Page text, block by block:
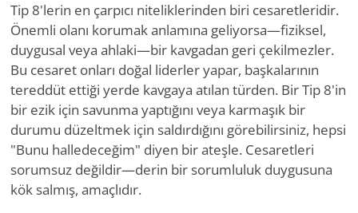
Tip 8'lerin en çarpıcı niteliklerinden biri cesaretleridir.
Önemli olanı korumak anlamına geliyorsa—fiziksel,
duygusal veya ahlaki—bir kavgadan geri çekilmezler.
Bu cesaret onları doğal liderler yapar, başkalarının
tereddüt ettiği yerde kavgaya atılan türden. Bir Tip 8'in
bir ezik için savunma yaptığını veya karmaşık bir
durumu düzeltmek için saldırdığını görebilirsiniz, hepsi
"Bunu halledeceğim" diyen bir ateşle. Cesaretleri
sorumsuz değildir—derin bir sorumluluk duygusuna
kök salmış, amaçlıdır.